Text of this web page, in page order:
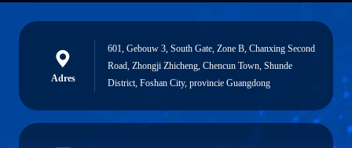
Adres
601, Gebouw 3, South Gate, Zone B, Chanxing Second
Road, Zhongji Zhicheng, Chencun Town, Shunde
District, Foshan City, provincie Guangdong